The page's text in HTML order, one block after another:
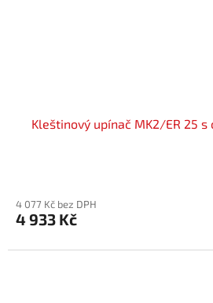
Kleštinový upínač MK2/ER 25 s
4 077 Kč bez DPH
4 933 Kč